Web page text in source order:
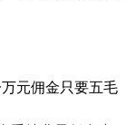
元佣金只要五毛